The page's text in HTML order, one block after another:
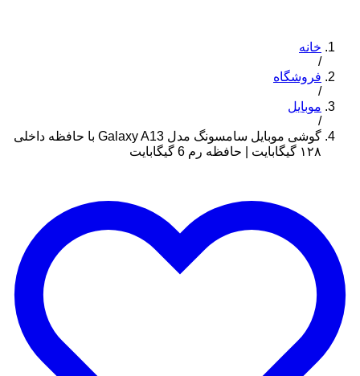
خانه
/
فروشگاه
/
موبایل
/
گوشی موبایل سامسونگ مدل Galaxy A13 با حافظه داخلی
۱۲۸ گیگابایت | حافظه رم 6 گیگابایت